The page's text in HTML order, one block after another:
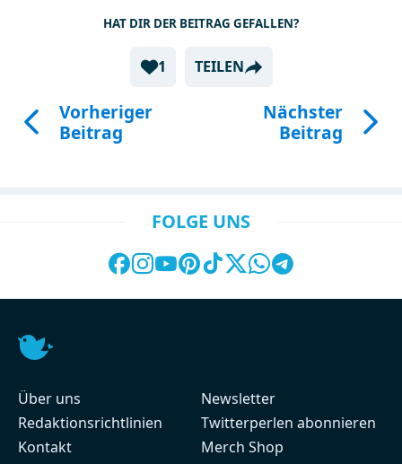
HAT DIR DER BEITRAG GEFALLEN?
1 TEILEN
Vorheriger
Beitrag
Nächster
Beitrag
FOLGE UNS
Über uns
Redaktionsrichtlinien
Kontakt
Newsletter
Twitterperlen abonnieren
Merch Shop